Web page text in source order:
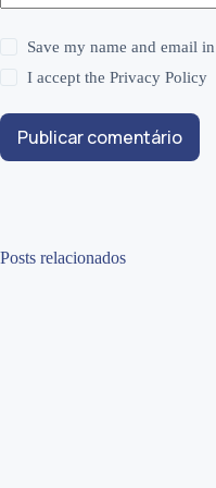
Save my name and email
I accept thePrivacy Policy
Publicar comentário
Posts relacionados